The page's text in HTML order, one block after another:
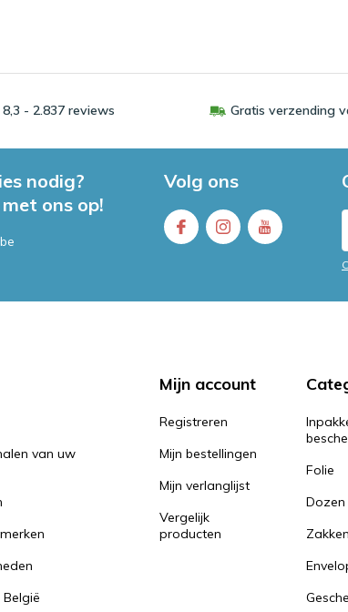
- 2.837 reviews Gratis verzending
nodig?
ons op!
Volg ons
van uw
Mijn account
Registreren
Mijn bestellingen
Mijn verlanglijst
Vergelijk
producten
Folie
Dozen
Zakken